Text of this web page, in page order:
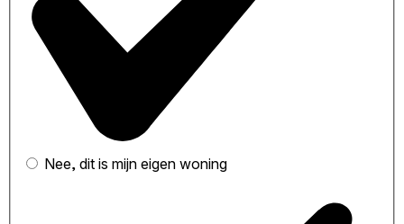
Nee, dit is mijn eigen woning